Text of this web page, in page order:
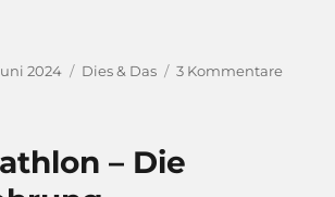
2024 – Lago Maggiore vom 18.-
2024 Kategorien
Dies & Das 3 Kommentarezu
– Die